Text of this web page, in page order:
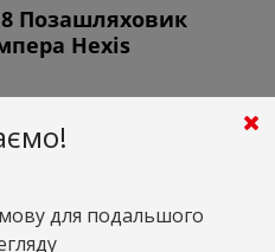
Позашляховик
Hexis
для подальшого